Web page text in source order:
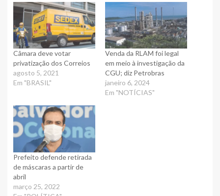
Câmara deve votar
privatização dos Correios
agosto 5, 2021
Em "BRASIL"
Venda da RLAM foi legal
em meio à investigação da
CGU; diz Petrobras
janeiro 6, 2024
Em "NOTÍCIAS"
Prefeito defende retirada
de máscaras a partir de
abril
março 25, 2022